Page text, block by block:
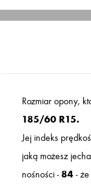
Rozmiar opony,
185/60 R15.
Jej indeks
jaką możesz
nośności - 84 -